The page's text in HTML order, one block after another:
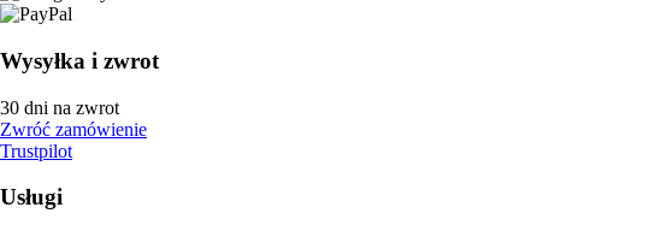
Wysyłka i zwrot
30 dni na zwrot
Zwróć zamówienie
Trustpilot
Usługi